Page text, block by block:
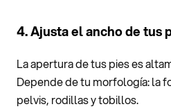
4. Ajusta el ancho de tus
La apertura de tus pies es
Depende de tu morfología: la
pelvis, rodillas y tobillos.